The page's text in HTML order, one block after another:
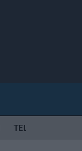
TELEVISIO